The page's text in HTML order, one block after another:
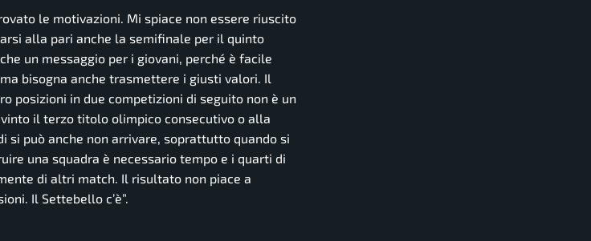
le motivazioni. Mi spiace non essere riuscito
alla pari anche la semifinale per il quinto
un messaggio per i giovani, perché è facile
bisogna anche trasmettere i giusti valori. Il
posizioni in due competizioni di seguito non è un
il terzo titolo olimpico consecutivo o alla
si può anche non arrivare, soprattutto quando si
una squadra è necessario tempo e i quarti di
di altri match. Il risultato non piace a
Il Settebello c’è”.